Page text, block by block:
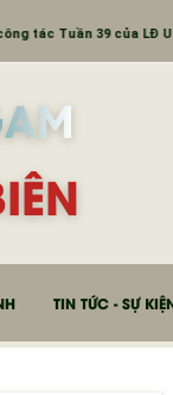
Tuần 39 của LĐ UBND
TIN TỨC - SỰ